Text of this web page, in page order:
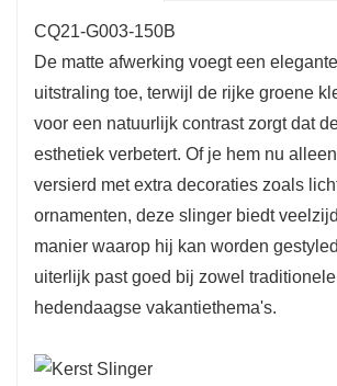
CQ21-G003-150B
De matte afwerking voegt een
uitstraling toe, terwijl de rijke groene
voor een natuurlijk contrast zorgt dat
esthetiek verbetert. Of je hem nu
versierd met extra decoraties zoals
ornamenten, deze slinger biedt
manier waarop hij kan worden
uiterlijk past goed bij zowel
hedendaagse vakantiethema's.